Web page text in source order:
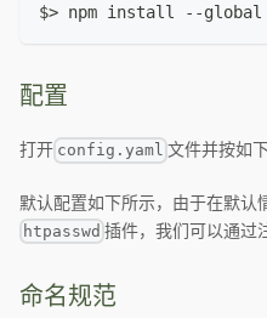
$> npm install --global
配置
打开 config.yaml 文件并按如
默认配置如下所示，由于在默认
htpasswd 插件，我们可以通过
命名规范